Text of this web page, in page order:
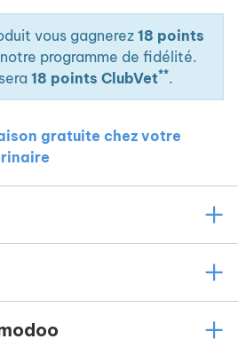
vous gagnerez 18 points
programme de fidélité.
18 points ClubVet**.
gratuite chez votre